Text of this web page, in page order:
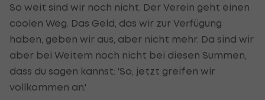
So weit sind wir noch nicht. Der Verein geht einen
coolen Weg. Das Geld, das wir zur Verfügung
haben, geben wir aus, aber nicht mehr. Da sind wir
aber bei Weitem noch nicht bei diesen Summen,
dass du sagen kannst: 'So, jetzt greifen wir
vollkommen an.'